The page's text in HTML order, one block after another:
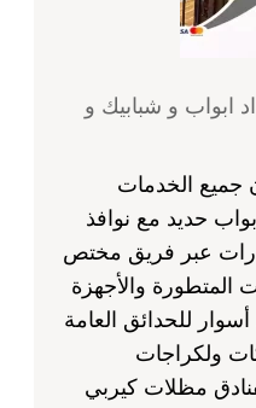
56585569 حداد ابواب و شبابيك و
جميع الخدمات
حديد مع نوافذ
عبر فريق مختص
والأجهزة
للحدائق العامة
ولكراجات
مظلات كيربي